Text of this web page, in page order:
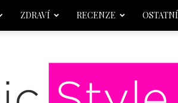
ZDRAVÍ RECENZE OSTATNÍ